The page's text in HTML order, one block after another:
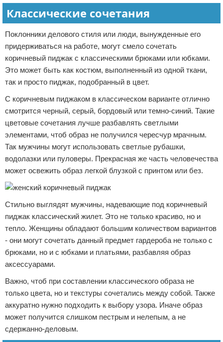
Классические сочетания
Поклонники делового стиля или люди, вынужденные его
придерживаться на работе, могут смело сочетать
коричневый пиджак с классическими брюками или юбками.
Это может быть как костюм, выполненный из одной ткани,
так и просто пиджак, подобранный в цвет.
С коричневым пиджаком в классическом варианте отлично
смотрится черный, серый, бордовый или темно-синий. Такие
цветовые сочетания лучше разбавлять светлыми
элементами, чтоб образ не получился чересчур мрачным.
Так мужчины могут использовать светлые рубашки,
водолазки или пуловеры. Прекрасная же часть человечества
может освежить образ легкой блузкой с принтом или без.
Стильно выглядят мужчины, надевающие под коричневый
пиджак классический жилет. Это не только красиво, но и
тепло. Женщины обладают большим количеством вариантов
- они могут сочетать данный предмет гардероба не только с
брюками, но и с юбками и платьями, разбавляя образ
аксессуарами.
Важно, чтоб при составлении классического образа не
только цвета, но и текстуры сочетались между собой. Также
аккуратно нужно подходить к выбору узора. Иначе образ
может получится слишком пестрым и нелепым, а не
сдержанно-деловым.